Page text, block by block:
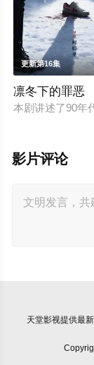
更新第16集
凛冬下的罪恶
本剧讲述了90年
影片评论
天堂影视提供最